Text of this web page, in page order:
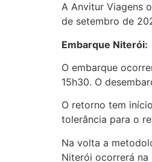
A Anvitur Viagens
de setembro de
Embarque Niterói:
O embarque
15h30. O
O retorno tem
tolerância para o
Na volta a
Niterói ocorrerá na